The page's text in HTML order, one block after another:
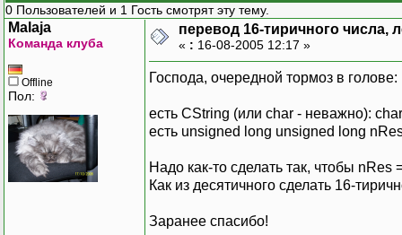
0 Пользователей и 1 Гость смотрят эту тему.
Malaja
Команда клуба
Offline
Пол:
перевод 16-тиричного числа,
« : 16-08-2005 12:17 »
Господа, очередной тормоз в
есть CString (или char - неважно):
есть unsigned long unsigned long
Надо как-то сделать так, чтобы
Как из десятичного сделать 16-
Заранее спасибо!